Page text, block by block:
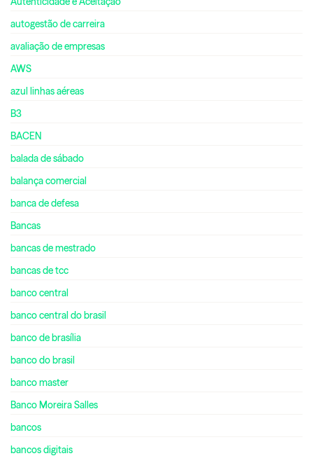
autogestão de carreira
avaliação de empresas
AWS
azul linhas aéreas
B3
BACEN
balada de sábado
balança comercial
banca de defesa
Bancas
bancas de mestrado
bancas de tcc
banco central
banco central do brasil
banco de brasília
banco do brasil
banco master
Banco Moreira Salles
bancos
bancos digitais